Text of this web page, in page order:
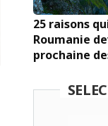
25 raisons
Roumanie
prochaine